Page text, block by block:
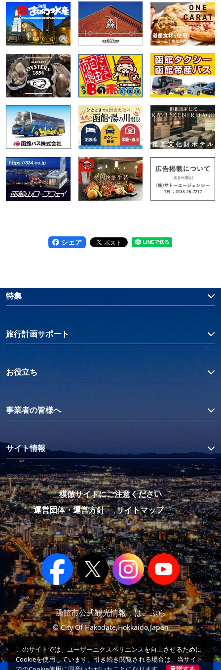
シェア
特集
旅行計画サポート
お役立ち
事業者の皆様へ
サイト情報
模倣サイトにご注意ください
運営団体・運営方針
サイトマップ
函館市公式観光情報 はこぶら
© City Of Hakodate,Hokkaido,Japan
このサイトでは、ユーザーエクスペリエンスを向上させるために
Cookieを使用しています。引き続き閲覧される場合は、当サイト